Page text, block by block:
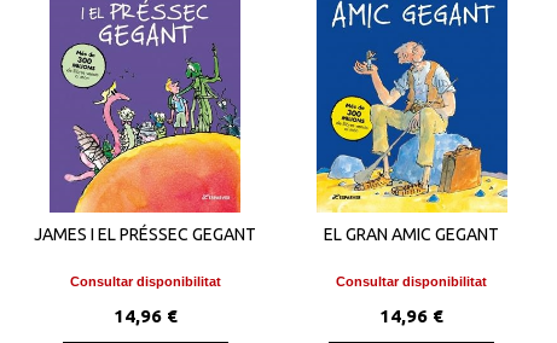
JAMES I EL PRÉSSEC GEGANT
Consultar disponibilitat
14,96 €
EL GRAN AMIC GEGANT
Consultar disponibilitat
14,96 €